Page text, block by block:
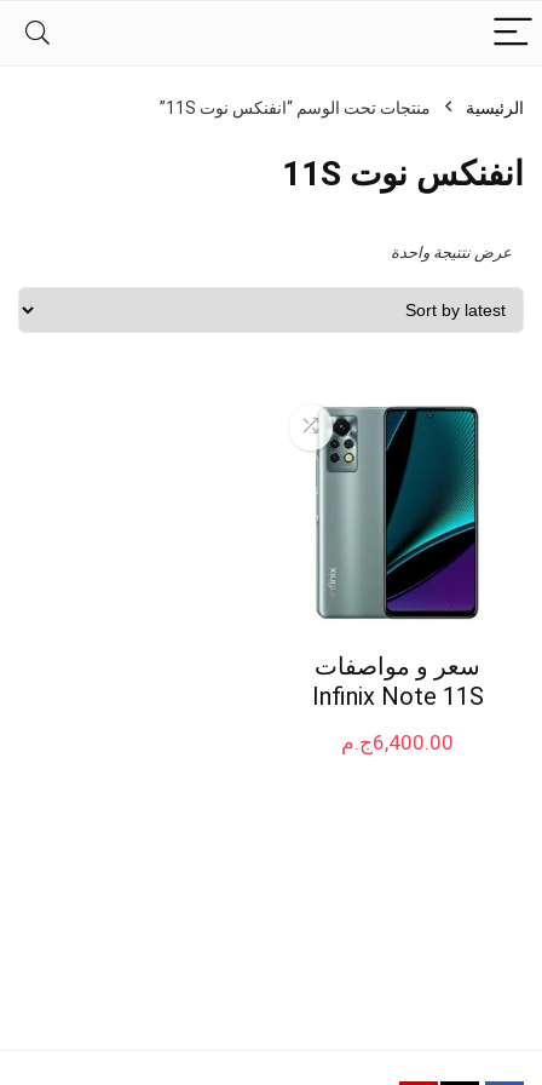
الرئيسية منتجات تحت الوسم “انفنكس نوت 11S”
انفنكس نوت 11S
عرض نتتيجة واحدة
سعر و مواصفات
Infinix Note 11S
ج.م6,400.00